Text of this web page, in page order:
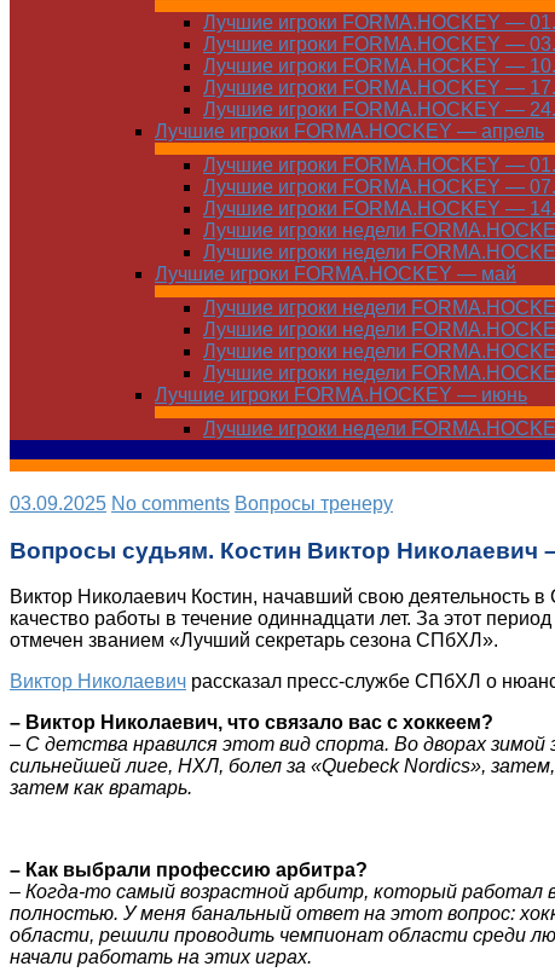
Лучшие игроки FORMA.HOCKEY —
Лучшие игроки FORMA.HOCKEY —
Лучшие игроки FORMA.HOCKEY —
Лучшие игроки FORMA.HOCKEY —
Лучшие игроки FORMA.HOCKEY —
Лучшие игроки FORMA.HOCKEY — апрель
Лучшие игроки FORMA.HOCKEY —
Лучшие игроки FORMA.HOCKEY —
Лучшие игроки FORMA.HOCKEY —
Лучшие игроки недели
Лучшие игроки недели
Лучшие игроки FORMA.HOCKEY — май
Лучшие игроки недели
Лучшие игроки недели
Лучшие игроки недели
Лучшие игроки недели
Лучшие игроки FORMA.HOCKEY — июнь
Лучшие игроки недели
03.09.2025 No comments Вопросы тренеру
Вопросы судьям. Костин Виктор Николаевич
Виктор Николаевич Костин, начавший свою деятельность
качество работы в течение одиннадцати лет. За этот
отмечен званием «Лучший секретарь сезона СПбХЛ».
Виктор Николаевич рассказал пресс-службе СПбХЛ о
– Виктор Николаевич, что связало вас с хоккеем?
– С детства нравился этот вид спорта. Во дворах зимой
сильнейшей лиге, НХЛ, болел за «QuebeckNordics»,
затем как вратарь.
– Как выбрали профессию арбитра?
– Когда-то самый возрастной арбитр, который
полностью. У меня банальный ответ на этот вопрос:
области, решили проводить чемпионат области среди
начали работать на этих играх.